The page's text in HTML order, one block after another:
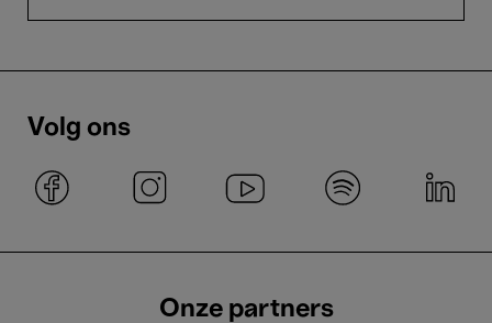
Volg ons
Onze partners